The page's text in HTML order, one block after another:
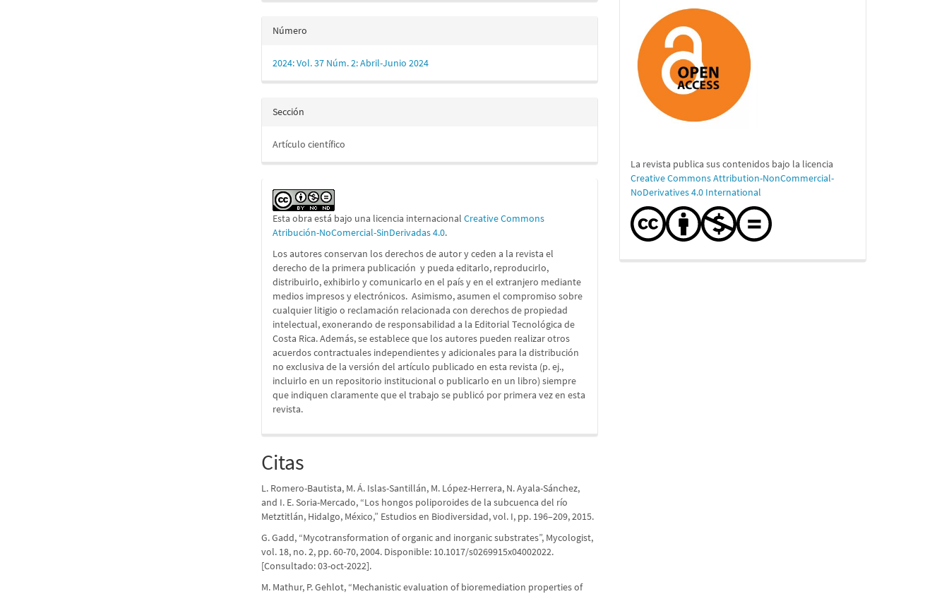
Número
2024: Vol. 37 Núm. 2: Abril-Junio 2024
Sección
Artículo científico
Esta obra está bajo una licencia internacionalCreative Commons
Atribución-NoComercial-SinDerivadas 4.0.
Los autores conservan los derechos de autor y ceden a la revista el
derecho de la primera publicación y pueda editarlo, reproducirlo,
distribuirlo, exhibirlo y comunicarlo en el país y en el extranjero mediante
medios impresos y electrónicos. Asimismo, asumen el compromiso sobre
cualquier litigio o reclamación relacionada con derechos de propiedad
intelectual, exonerando de responsabilidad a la Editorial Tecnológica de
Costa Rica. Además, se establece que los autores pueden realizar otros
acuerdos contractuales independientes y adicionales para la distribución
no exclusiva de la versión del artículo publicado en esta revista (p. ej.,
incluirlo en un repositorio institucional o publicarlo en un libro) siempre
que indiquen claramente que el trabajo se publicó por primera vez en esta
revista.
Citas
L. Romero-Bautista, M. Á. Islas-Santillán, M. López-Herrera, N. Ayala-Sánchez,
and I. E. Soria-Mercado, “Los hongos poliporoides de la subcuenca del río
Metztitlán, Hidalgo, México,” Estudios en Biodiversidad, vol. I, pp. 196–209, 2015.
G. Gadd, “Mycotransformation of organic and inorganic substrates”, Mycologist,
vol. 18, no. 2, pp. 60-70, 2004. Disponible: 10.1017/s0269915x04002022.
[Consultado: 03-oct-2022].
M. Mathur, P. Gehlot, “Mechanistic evaluation of bioremediation properties of
La revista publica sus contenidos bajo la licencia
Creative Commons Attribution-NonCommercial-
NoDerivatives 4.0 International